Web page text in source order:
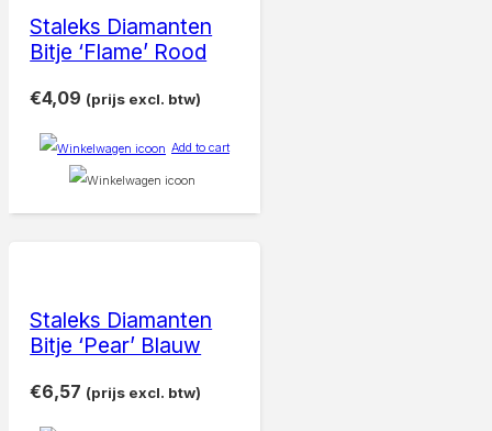
Staleks Diamanten
Bitje ‘Flame’ Rood
€4,09 (prijs excl. btw)
Add to cart
Staleks Diamanten
Bitje ‘Pear’ Blauw
€6,57 (prijs excl. btw)